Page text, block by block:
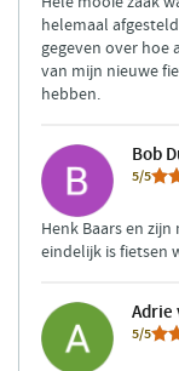
helemaal
gegeven over hoe
van mijn nieuwe
hebben.
Bob
5/5
Henk Baars en
eindelijk is fietsen
Adrie
5/5